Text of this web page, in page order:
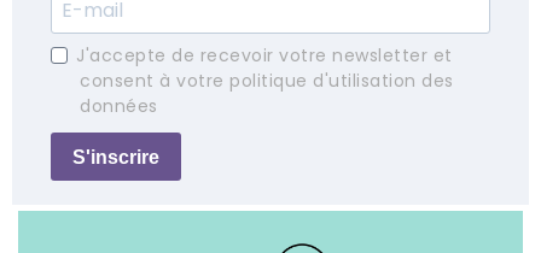
J'accepte de recevoir votre newsletter et
consent à votre politique d'utilisation des
données
S'inscrire